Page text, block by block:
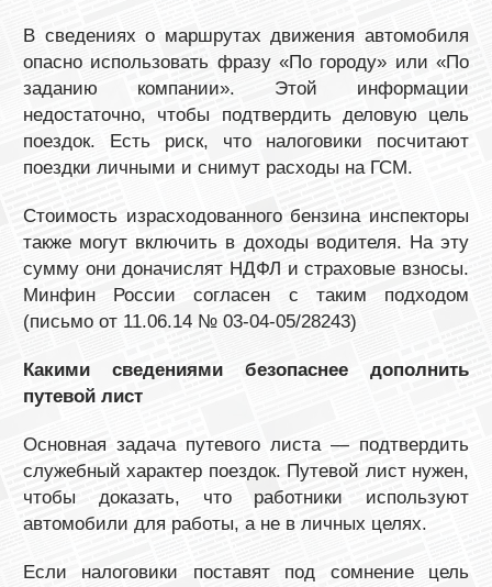
В сведениях о маршрутах движения автомобиля
опасно использовать фразу «По городу» или «По
заданию компании». Этой информации
недостаточно, чтобы подтвердить деловую цель
поездок. Есть риск, что налоговики посчитают
поездки личными и снимут расходы на ГСМ.
Стоимость израсходованного бензина инспекторы
также могут включить в доходы водителя. На эту
сумму они доначислят НДФЛ и страховые взносы.
Минфин России согласен с таким подходом
(письмо от 11.06.14 № 03-04-05/28243)
Какими сведениями безопаснее дополнить
путевой лист
Основная задача путевого листа — подтвердить
служебный характер поездок. Путевой лист нужен,
чтобы доказать, что работники используют
автомобили для работы, а не в личных целях.
Если налоговики поставят под сомнение цель